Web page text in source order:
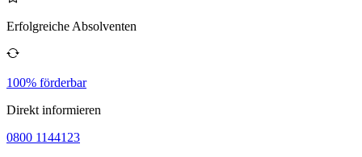
Erfolgreiche Absolventen
100% förderbar
Direkt informieren
0800 1144123